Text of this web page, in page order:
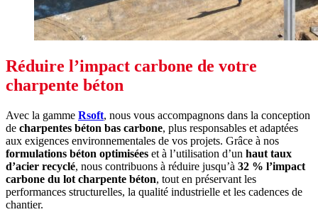
Réduire l’impact carbone de votre
charpente béton
Avec la gamme Rsoft, nous vous accompagnons dans la conception
de charpentes béton bas carbone, plus responsables et adaptées
aux exigences environnementales de vos projets. Grâce à nos
formulations béton optimisées et à l’utilisation d’un haut taux
d’acier recyclé, nous contribuons à réduire jusqu’à 32 % l’impact
carbone du lot charpente béton, tout en préservant les
performances structurelles, la qualité industrielle et les cadences de
chantier.